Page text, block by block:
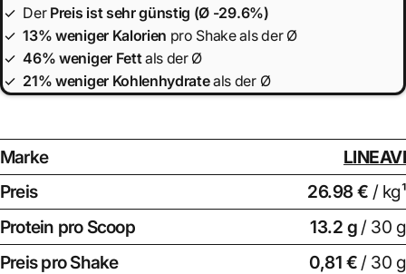
Der Preis istsehr günstig (Ø -29.6%)
13% weniger Kalorien pro Shake als der Ø
46% weniger Fettals der Ø
21% weniger Kohlenhydrateals der Ø
Marke
LINEAVI
Preis
26.98 € / kg¹
Protein pro Scoop
13.2 g / 30 g
Preis pro Shake
0,81 € / 30 g